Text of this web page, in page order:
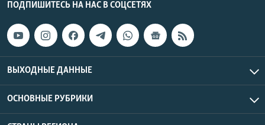
ПОДПИШИТЕСЬ НА НАС В СОЦСЕТЯХ
ВЫХОДНЫЕ ДАННЫЕ
ОСНОВНЫЕ РУБРИКИ